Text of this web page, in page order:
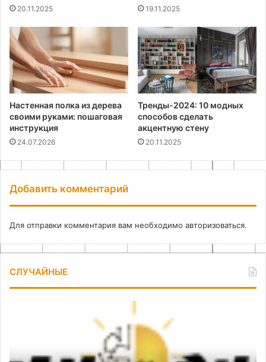
20.11.2025 19.11.2025
Настенная полка из дерева
своими руками: пошаговая
инструкция
24.07.2026
Тренды-2024: 10 модных
способов сделать
акцентную стену
20.11.2025
Добавить комментарий
Для отправки комментария вам необходимо авторизоваться.
СЛУЧАЙНЫЕ
и